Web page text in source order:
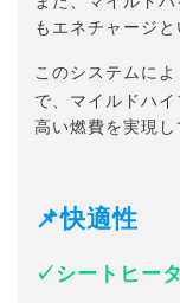
もエネチャージ
このシステムによ
で、マイルドハ
高い燃費を実現し
📌快適性
✓シートヒー